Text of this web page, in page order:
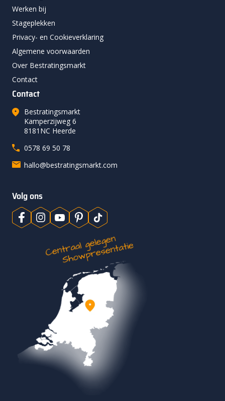
Werken bij
Stageplekken
Privacy- en Cookieverklaring
Algemene voorwaarden
Over Bestratingsmarkt
Contact
Contact
Bestratingsmarkt
Kamperzijweg 6
8181NC Heerde
0578 69 50 78
hallo@bestratingsmarkt.com
Volg ons